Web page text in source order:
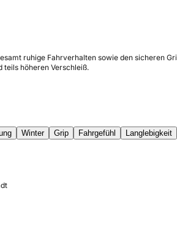
ruhige Fahrverhalten sowie den sicheren
teils höheren Verschleiß.
Winter Grip Fahrgefühl Langlebigkeit